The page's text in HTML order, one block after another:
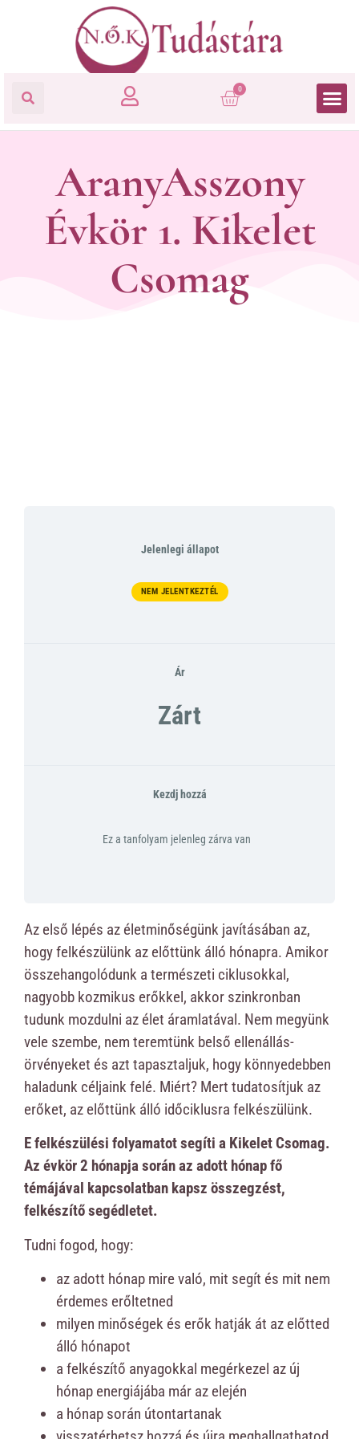
0
AranyAsszony
Évkör 1. Kikelet
Csomag
Jelenlegi állapot
NEM JELENTKEZTÉL
Ár
Zárt
Kezdj hozzá
Ez a tanfolyam jelenleg zárva van
Az első lépés az életminőségünk javításában az,
hogy felkészülünk az előttünk álló hónapra. Amikor
összehangolódunk a természeti ciklusokkal,
nagyobb kozmikus erőkkel, akkor szinkronban
tudunk mozdulni az élet áramlatával. Nem megyünk
vele szembe, nem teremtünk belső ellenállás-
örvényeket és azt tapasztaljuk, hogy könnyedebben
haladunk céljaink felé. Miért? Mert tudatosítjuk az
erőket, az előttünk álló időciklusra felkészülünk.
E felkészülési folyamatot segíti a Kikelet Csomag.
Az évkör 2 hónapja során az adott hónap fő
témájával kapcsolatban kapsz összegzést,
felkészítő segédletet.
Tudni fogod, hogy:
az adott hónap mire való, mit segít és mit nem
érdemes erőltetned
milyen minőségek és erők hatják át az előtted
álló hónapot
a felkészítő anyagokkal megérkezel az új
hónap energiájába már az elején
a hónap során útontartanak